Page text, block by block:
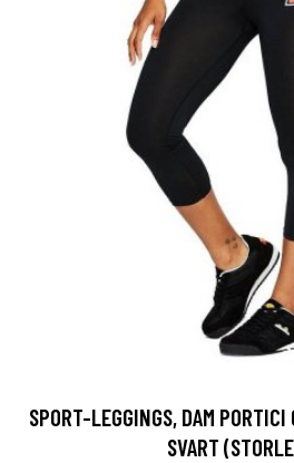
SPORT-LEGGINGS, DAM
SVART